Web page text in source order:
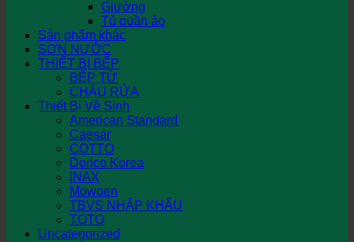
Giường
Tủ quần áo
Sản phẩm khác
SƠN NƯỚC
THIẾT BỊ BẾP
BẾP TỪ
CHẬU RỬA
Thiết Bị Vệ Sinh
American Standard
Caesar
COTTO
Dorico Korea
INAX
Mowoen
TBVS NHẬP KHẨU
TOTO
Uncategorized